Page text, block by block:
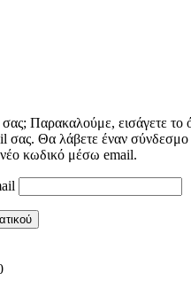
Παρακαλούμε, εισάγετε το
σας. Θα λάβετε έναν σύνδεσμο
κωδικό μέσω email.